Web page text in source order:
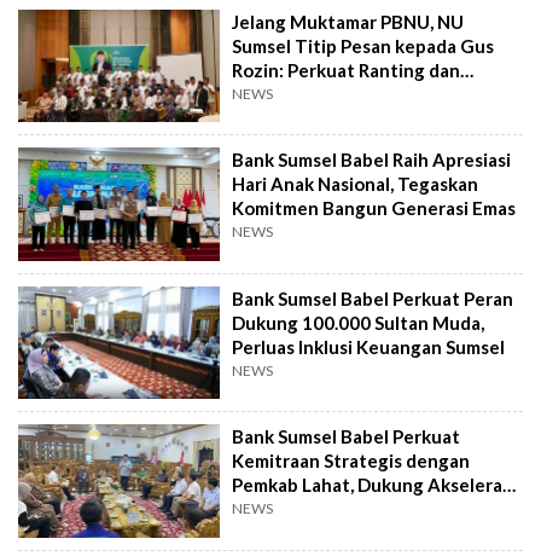
Jelang Muktamar PBNU, NU
Sumsel Titip Pesan kepada Gus
Rozin: Perkuat Ranting dan
Pesantren
NEWS
Bank Sumsel Babel Raih Apresiasi
Hari Anak Nasional, Tegaskan
Komitmen Bangun Generasi Emas
NEWS
Bank Sumsel Babel Perkuat Peran
Dukung 100.000 Sultan Muda,
Perluas Inklusi Keuangan Sumsel
NEWS
Bank Sumsel Babel Perkuat
Kemitraan Strategis dengan
Pemkab Lahat, Dukung Akselerasi
Ekonomi Daerah
NEWS